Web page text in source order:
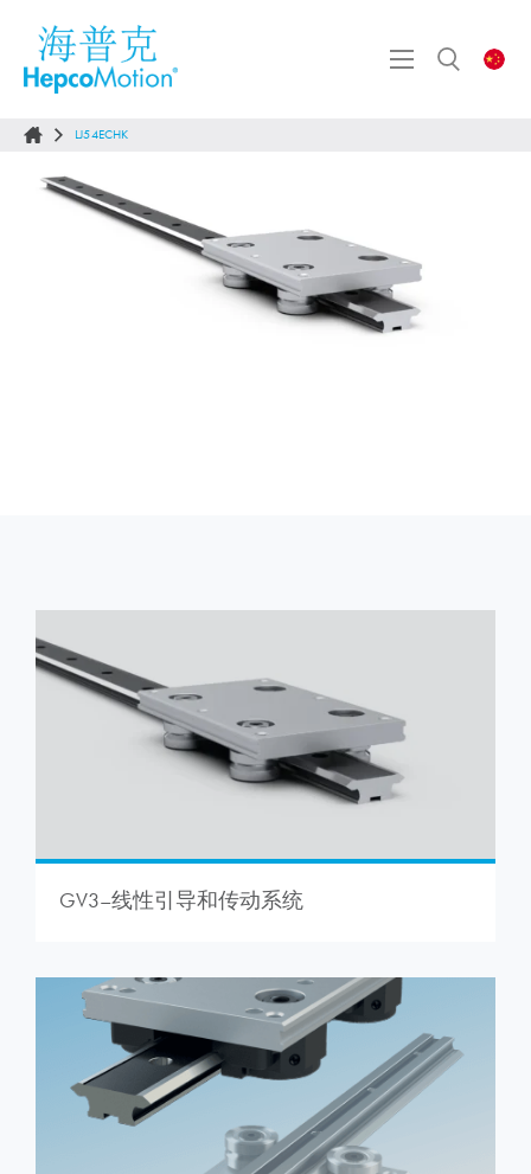
LJ54ECHK
GV3–线性引导和传动系统